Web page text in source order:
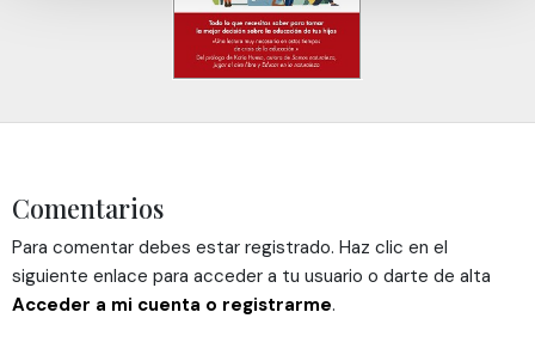
el contenido y los anuncios, ofrecer funciones de redes
nuestros partners de redes sociales, publicidad y análisis
que les haya proporcionado o que hayan recopilado a
partir del uso que haya hecho de sus servicios.
Comentarios
Para comentar debes estar registrado. Haz clic en el
siguiente enlace para acceder a tu usuario o darte de alta
Acceder a mi cuenta o registrarme.